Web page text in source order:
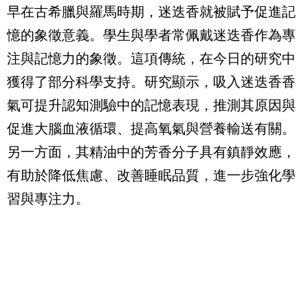
早在古希臘與羅馬時期，迷迭香就被賦予促進記
憶的象徵意義。學生與學者常佩戴迷迭香作為專
注與記憶力的象徵。這項傳統，在今日的研究中
獲得了部分科學支持。研究顯示，吸入迷迭香香
氣可提升認知測驗中的記憶表現，推測其原因與
促進大腦血液循環、提高氧氣與營養輸送有關。
另一方面，其精油中的芳香分子具有鎮靜效應，
有助於降低焦慮、改善睡眠品質，進一步強化學
習與專注力。